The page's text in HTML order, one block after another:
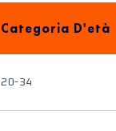
Categoria D'età
20-34